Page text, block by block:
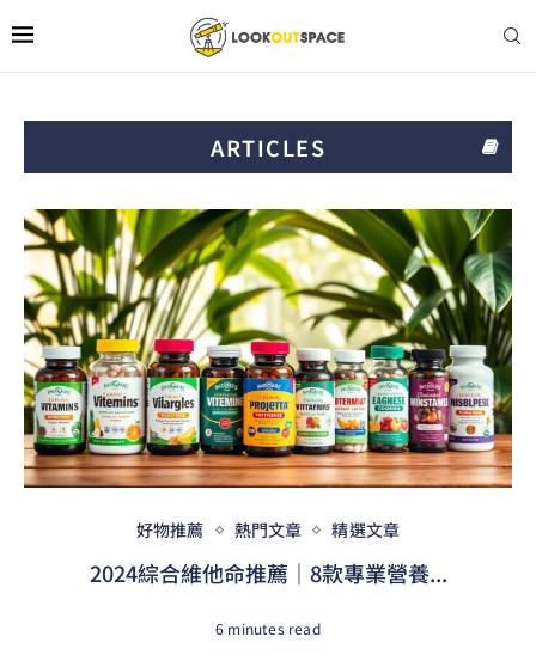
ARTICLES
好物推薦 熱門文章 精選文章
2024綜合維他命推薦｜8款專業營養...
6 minutes read